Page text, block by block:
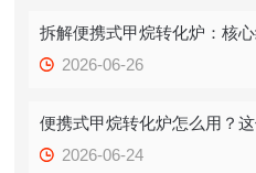
2026-06-26
2026-06-24